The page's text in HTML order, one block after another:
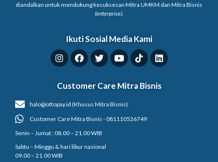
diandalkan untuk mendukung kesuksesan Mitra UMKM dan Mitra Bisnis
(enterprise).
Ikuti Sosial Media Kami
Customer Care Mitra Bisnis
halo@ottopay.id (Khusus Mitra Bisnis)
Customer Care Mitra Bisnis - 081110526749
Senin – Jumat : 08.00 – 21.00 WIB
Sabtu – Minggu & hari libur nasional
09.00 – 21.00 WIB